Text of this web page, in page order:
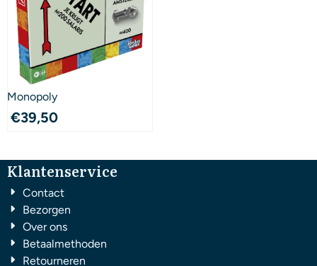
Monopoly
€39,50
Klantenservice
Contact
Bezorgen
Over ons
Betaalmethoden
Retourneren